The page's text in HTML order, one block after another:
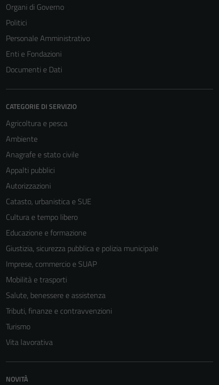
Organi di Governo
Politici
Personale Amministrativo
Enti e Fondazioni
Documenti e Dati
CATEGORIE DI SERVIZIO
Agricoltura e pesca
Ambiente
Anagrafe e stato civile
Appalti pubblici
Autorizzazioni
Catasto, urbanistica e SUE
Cultura e tempo libero
Educazione e formazione
Giustizia, sicurezza pubblica e polizia municipale
Imprese, commercio e SUAP
Mobilità e trasporti
Salute, benessere e assistenza
Tributi, finanze e contravvenzioni
Turismo
Vita lavorativa
NOVITÀ